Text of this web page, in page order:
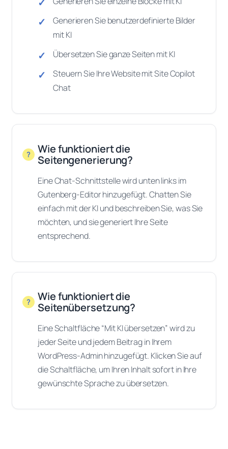
Generieren Sie benutzerdefinierte Bilder
mit KI
Übersetzen Sie ganze Seiten mit KI
Steuern Sie Ihre Website mit Site Copilot
Chat
Wie funktioniert die
Seitengenerierung?
Eine Chat-Schnittstelle wird unten links im
Gutenberg-Editor hinzugefügt. Chatten Sie
einfach mit der KI und beschreiben Sie, was Sie
möchten, und sie generiert Ihre Seite
entsprechend.
Wie funktioniert die
Seitenübersetzung?
Eine Schaltfläche “Mit KI übersetzen” wird zu
jeder Seite und jedem Beitrag in Ihrem
WordPress-Admin hinzugefügt. Klicken Sie auf
die Schaltfläche, um Ihren Inhalt sofort in Ihre
gewünschte Sprache zu übersetzen.